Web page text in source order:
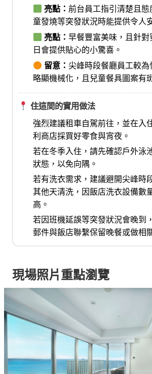
亮點：前台員工指引清楚且
童發燒等突發狀況時能提供令人
亮點：早餐豐富美味，且針
日會提供貼心的小驚喜。
留意：尖峰時段餐廳員工較
略顯機械化，且兒童餐具圖案有
住這間的實用做法
強烈建議租車自駕前往，並在入
利商店採買好零食與宵夜。
若在冬季入住，請先確認戶外泳
狀態，以免向隅。
若有洗衣需求，建議避開尖峰時
其他天清洗，因飯店洗衣設備數
高。
若因班機延誤等突發狀況會晚到
郵件與飯店聯繫保留晚餐或做相
現場照片重點瀏覽